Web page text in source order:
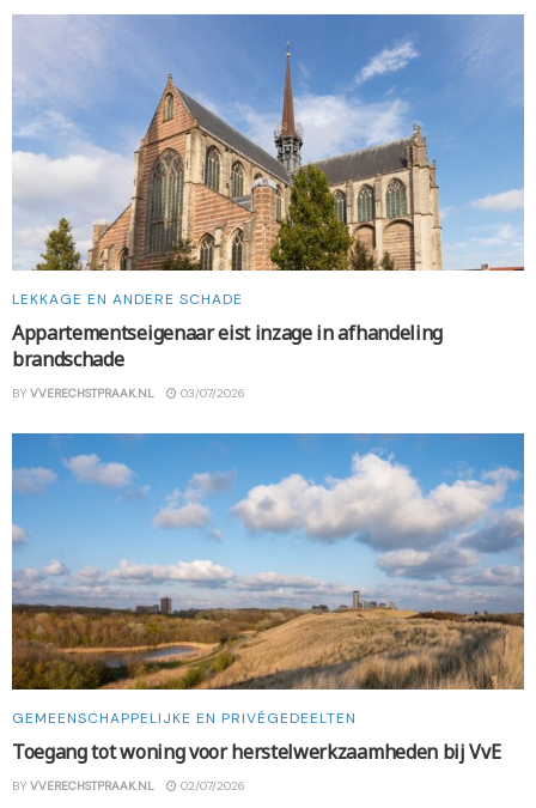
LEKKAGE EN ANDERE SCHADE
Appartementseigenaar eist inzage in afhandeling
brandschade
BY VVERECHSTPRAAK.NL 03/07/2026
GEMEENSCHAPPELIJKE EN PRIVÉGEDEELTEN
Toegang tot woning voor herstelwerkzaamheden bij VvE
BY VVERECHSTPRAAK.NL 02/07/2026